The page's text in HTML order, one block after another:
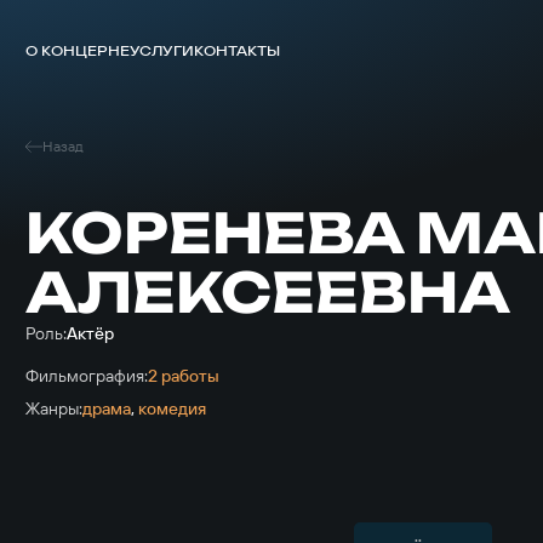
О КОНЦЕРНЕУСЛУГИКОНТАКТЫ
Назад
КОРЕНЕВА
АЛЕКСЕЕВНА
Роль:Актёр
Фильмография:2 работы
Жанры:драма, комедия